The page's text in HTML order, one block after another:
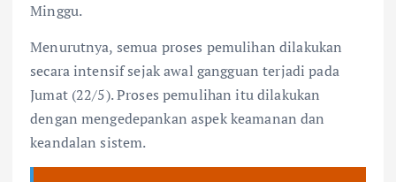
Minggu.
Menurutnya, semua proses pemulihan dilakukan
secara intensif sejak awal gangguan terjadi pada
Jumat (22/5). Proses pemulihan itu dilakukan
dengan mengedepankan aspek keamanan dan
keandalan sistem.